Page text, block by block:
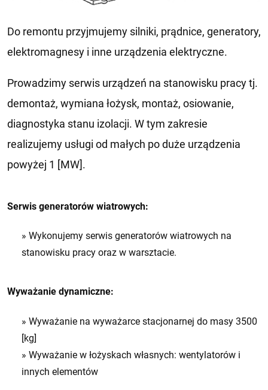
Do remontu przyjmujemy silniki, prądnice, generatory,
elektromagnesy i inne urządzenia elektryczne.
Prowadzimy serwis urządzeń na stanowisku pracy tj.
demontaż, wymiana łożysk, montaż, osiowanie,
diagnostyka stanu izolacji. W tym zakresie
realizujemy usługi od małych po duże urządzenia
powyżej 1 [MW].
Serwis generatorów wiatrowych:
» Wykonujemy serwis generatorów wiatrowych na
stanowisku pracy oraz w warsztacie.
Wyważanie dynamiczne:
» Wyważanie na wyważarce stacjonarnej do masy 3500
[kg]
» Wyważanie w łożyskach własnych: wentylatorów i
innych elementów